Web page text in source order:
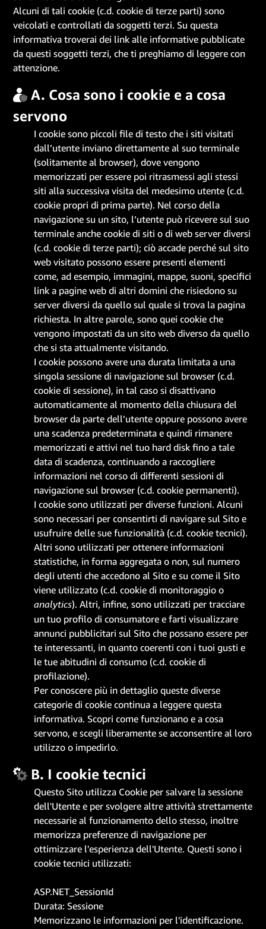
Alcuni di tali cookie (c.d. cookie di terze parti) sono
veicolati e controllati da soggetti terzi. Su questa
informativa troverai dei link alle informative pubblicate
da questi soggetti terzi, che ti preghiamo di leggere con
attenzione.
A. Cosa sono i cookie e a cosa
servono
I cookie sono piccoli file di testo che i siti visitati
dall’utente inviano direttamente al suo terminale
(solitamente al browser), dove vengono
memorizzati per essere poi ritrasmessi agli stessi
siti alla successiva visita del medesimo utente (c.d.
cookie propri di prima parte). Nel corso della
navigazione su un sito, l’utente può ricevere sul suo
terminale anche cookie di siti o di web server diversi
(c.d. cookie di terze parti); ciò accade perché sul sito
web visitato possono essere presenti elementi
come, ad esempio, immagini, mappe, suoni, specifici
link a pagine web di altri domini che risiedono su
server diversi da quello sul quale si trova la pagina
richiesta. In altre parole, sono quei cookie che
vengono impostati da un sito web diverso da quello
che si sta attualmente visitando.
I cookie possono avere una durata limitata a una
singola sessione di navigazione sul browser (c.d.
cookie di sessione), in tal caso si disattivano
automaticamente al momento della chiusura del
browser da parte dell’utente oppure possono avere
una scadenza predeterminata e quindi rimanere
memorizzati e attivi nel tuo hard disk fino a tale
data di scadenza, continuando a raccogliere
informazioni nel corso di differenti sessioni di
navigazione sul browser (c.d. cookie permanenti).
I cookie sono utilizzati per diverse funzioni. Alcuni
sono necessari per consentirti di navigare sul Sito e
usufruire delle sue funzionalità (c.d. cookie tecnici).
Altri sono utilizzati per ottenere informazioni
statistiche, in forma aggregata o non, sul numero
degli utenti che accedono al Sito e su come il Sito
viene utilizzato (c.d. cookie di monitoraggio o
analytics). Altri, infine, sono utilizzati per tracciare
un tuo profilo di consumatore e farti visualizzare
annunci pubblicitari sul Sito che possano essere per
te interessanti, in quanto coerenti con i tuoi gusti e
le tue abitudini di consumo (c.d. cookie di
profilazione).
Per conoscere più in dettaglio queste diverse
categorie di cookie continua a leggere questa
informativa. Scopri come funzionano e a cosa
servono, e scegli liberamente se acconsentire al loro
utilizzo o impedirlo.
B. I cookie tecnici
Questo Sito utilizza Cookie per salvare la sessione
dell'Utente e per svolgere altre attività strettamente
necessarie al funzionamento dello stesso, inoltre
memorizza preferenze di navigazione per
ottimizzare l'esperienza dell'Utente. Questi sono i
cookie tecnici utilizzati:
ASP.NET_SessionId
Durata: Sessione
Memorizzano le informazioni per l'identificazione.